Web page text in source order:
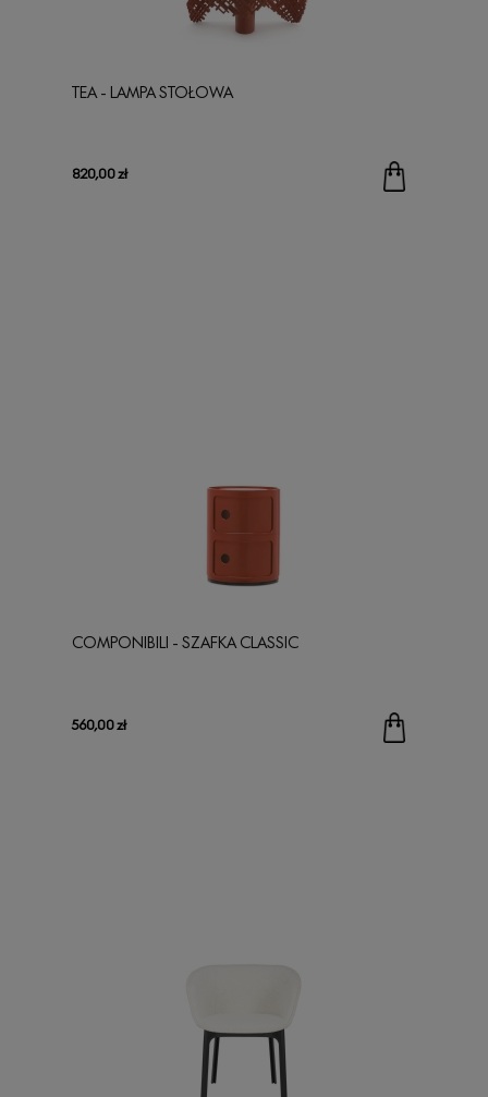
TEA - LAMPA STOŁOWA
820,00 zł
COMPONIBILI - SZAFKA CLASSIC
560,00 zł